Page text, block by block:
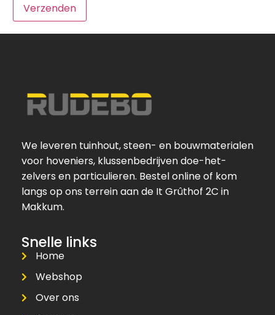
We leveren tuinhout, steen- en bouwmaterialen
voor hoveniers, klussenbedrijven doe-het-
zelvers en particulieren. Bestel online of kom
langs op ons terrein aan de It Grûthof 2C in
Makkum.
Snelle links
Home
Webshop
Over ons